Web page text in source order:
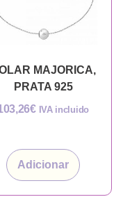
MAJORICA,
PRATA 925
€ IVA incluido
Adicionar